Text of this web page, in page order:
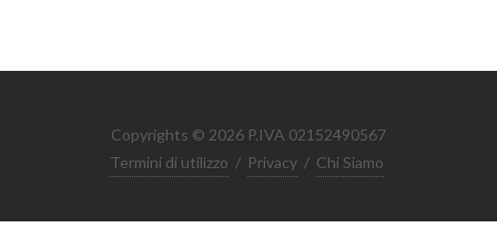
Copyrights © 2026 P.IVA 02152490567
Termini di utilizzo / Privacy / Chi Siamo